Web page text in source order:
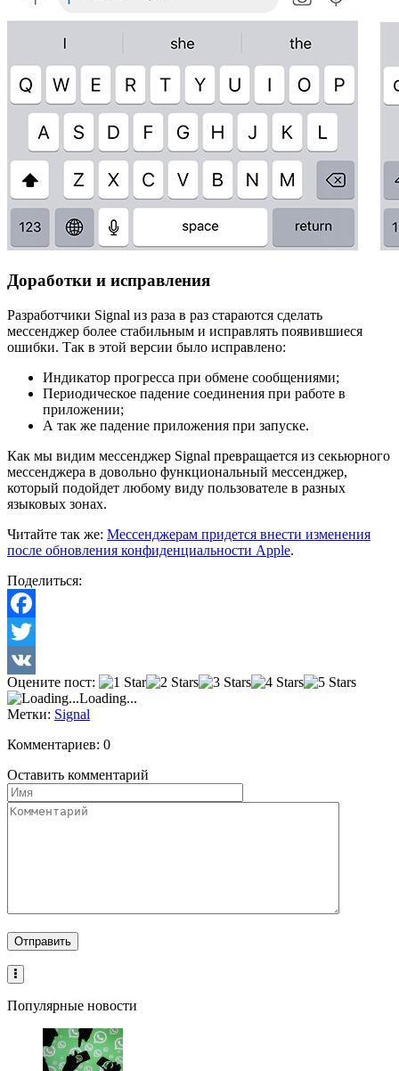
Доработки и исправления
Разработчики Signal из раза в раз стараются сделать
мессенджер более стабильным и исправлять появившиеся
ошибки. Так в этой версии было исправлено:
Индикатор прогресса при обмене сообщениями;
Периодическое падение соединения при работе в
приложении;
А так же падение приложения при запуске.
Как мы видим мессенджер Signal превращается из секьюрного
мессенджера в довольно функциональный мессенджер,
который подойдет любому виду пользователе в разных
языковых зонах.
Читайте так же: Мессенджерам придется внести изменения
после обновления конфиденциальности Apple.
Поделиться:
Facebook
Twitter
VK
Оцените пост:
Loading...
Метки: Signal
Комментариев: 0
Оставить комментарий
Популярные новости